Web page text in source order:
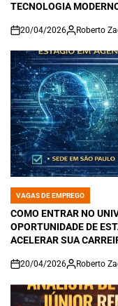
TECNOLOGIA
on
20/04/2026 Roberto
POSTED
IN
VAGAS DE EMPREGO
COMO ENTRAR NO
OPORTUNIDADE DE
ACELERAR SUA
on
20/04/2026 Roberto